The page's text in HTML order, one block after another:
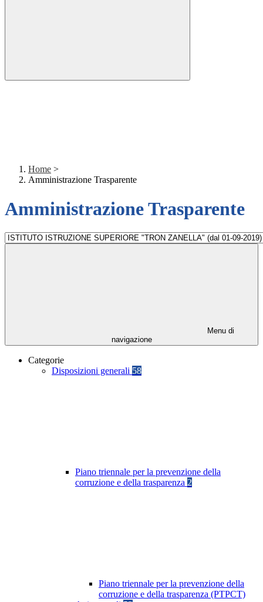
Home >
Amministrazione Trasparente
Amministrazione Trasparente
Menu di
navigazione
Categorie
Disposizioni generali 58
Piano triennale per la prevenzione della
corruzione e della trasparenza 2
Piano triennale per la prevenzione della
corruzione e della trasparenza (PTPCT)